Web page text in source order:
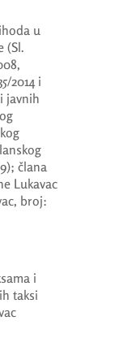
u
(Sl.
2014 i
javnih
člana
Lukavac
broj:
i
taksi